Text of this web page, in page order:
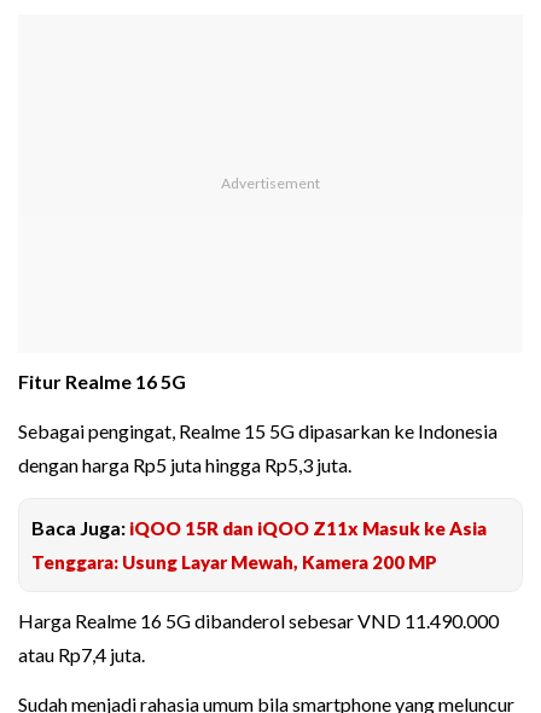
Fitur Realme 16 5G
Sebagai pengingat, Realme 15 5G dipasarkan ke Indonesia
dengan harga Rp5 juta hingga Rp5,3 juta.
Baca Juga: iQOO 15R dan iQOO Z11x Masuk ke Asia
Tenggara: Usung Layar Mewah, Kamera 200 MP
Harga Realme 16 5G dibanderol sebesar VND 11.490.000
atau Rp7,4 juta.
Sudah menjadi rahasia umum bila smartphone yang meluncur